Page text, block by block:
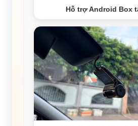
Hỗ trợ Android Box